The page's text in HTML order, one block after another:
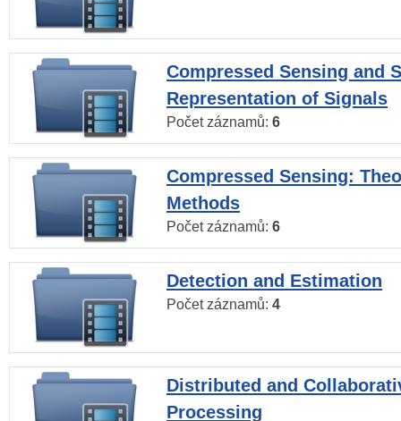
Compressed Sensing and
Representation of Signals
Počet záznamů: 6
Compressed Sensing:
Methods
Počet záznamů: 6
Detection and Estimation
Počet záznamů: 4
Distributed and
Processing